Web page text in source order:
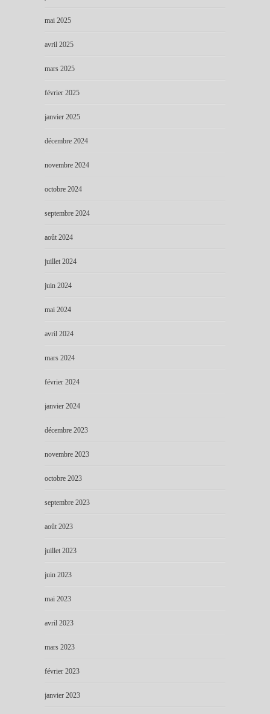
mai 2025
avril 2025
mars 2025
février 2025
janvier 2025
décembre 2024
novembre 2024
octobre 2024
septembre 2024
août 2024
juillet 2024
juin 2024
mai 2024
avril 2024
mars 2024
février 2024
janvier 2024
décembre 2023
novembre 2023
octobre 2023
septembre 2023
août 2023
juillet 2023
juin 2023
mai 2023
avril 2023
mars 2023
février 2023
janvier 2023